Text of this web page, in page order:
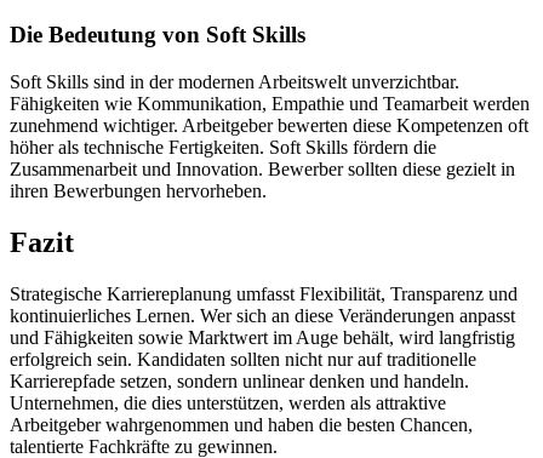
Die Bedeutung von Soft Skills
Soft Skills sind in der modernen Arbeitswelt unverzichtbar.
Fähigkeiten wie Kommunikation, Empathie und Teamarbeit werden
zunehmend wichtiger. Arbeitgeber bewerten diese Kompetenzen oft
höher als technische Fertigkeiten. Soft Skills fördern die
Zusammenarbeit und Innovation. Bewerber sollten diese gezielt in
ihren Bewerbungen hervorheben.
Fazit
Strategische Karriereplanung umfasst Flexibilität, Transparenz und
kontinuierliches Lernen. Wer sich an diese Veränderungen anpasst
und Fähigkeiten sowie Marktwert im Auge behält, wird langfristig
erfolgreich sein. Kandidaten sollten nicht nur auf traditionelle
Karrierepfade setzen, sondern unlinear denken und handeln.
Unternehmen, die dies unterstützen, werden als attraktive
Arbeitgeber wahrgenommen und haben die besten Chancen,
talentierte Fachkräfte zu gewinnen.